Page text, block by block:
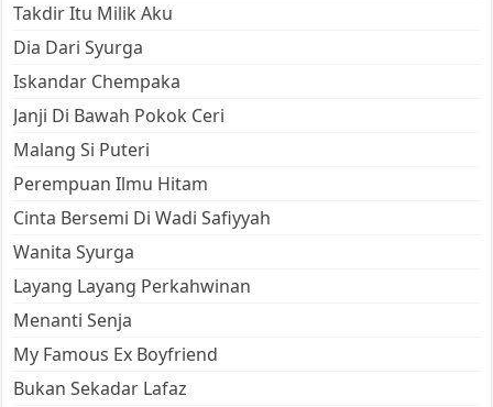
Takdir Itu Milik Aku
Dia Dari Syurga
Iskandar Chempaka
Janji Di Bawah Pokok Ceri
Malang Si Puteri
Perempuan Ilmu Hitam
Cinta Bersemi Di Wadi Safiyyah
Wanita Syurga
Layang Layang Perkahwinan
Menanti Senja
My Famous Ex Boyfriend
Bukan Sekadar Lafaz